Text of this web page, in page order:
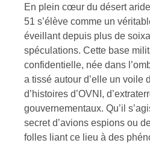
En plein cœur du désert
51 s’élève comme un
éveillant depuis plus de
spéculations. Cette base
confidentielle, née dans
a tissé autour d’elle un voile
d’histoires d’OVNI,
gouvernementaux. Qu’il
secret d’avions espions ou
folles liant ce lieu à des